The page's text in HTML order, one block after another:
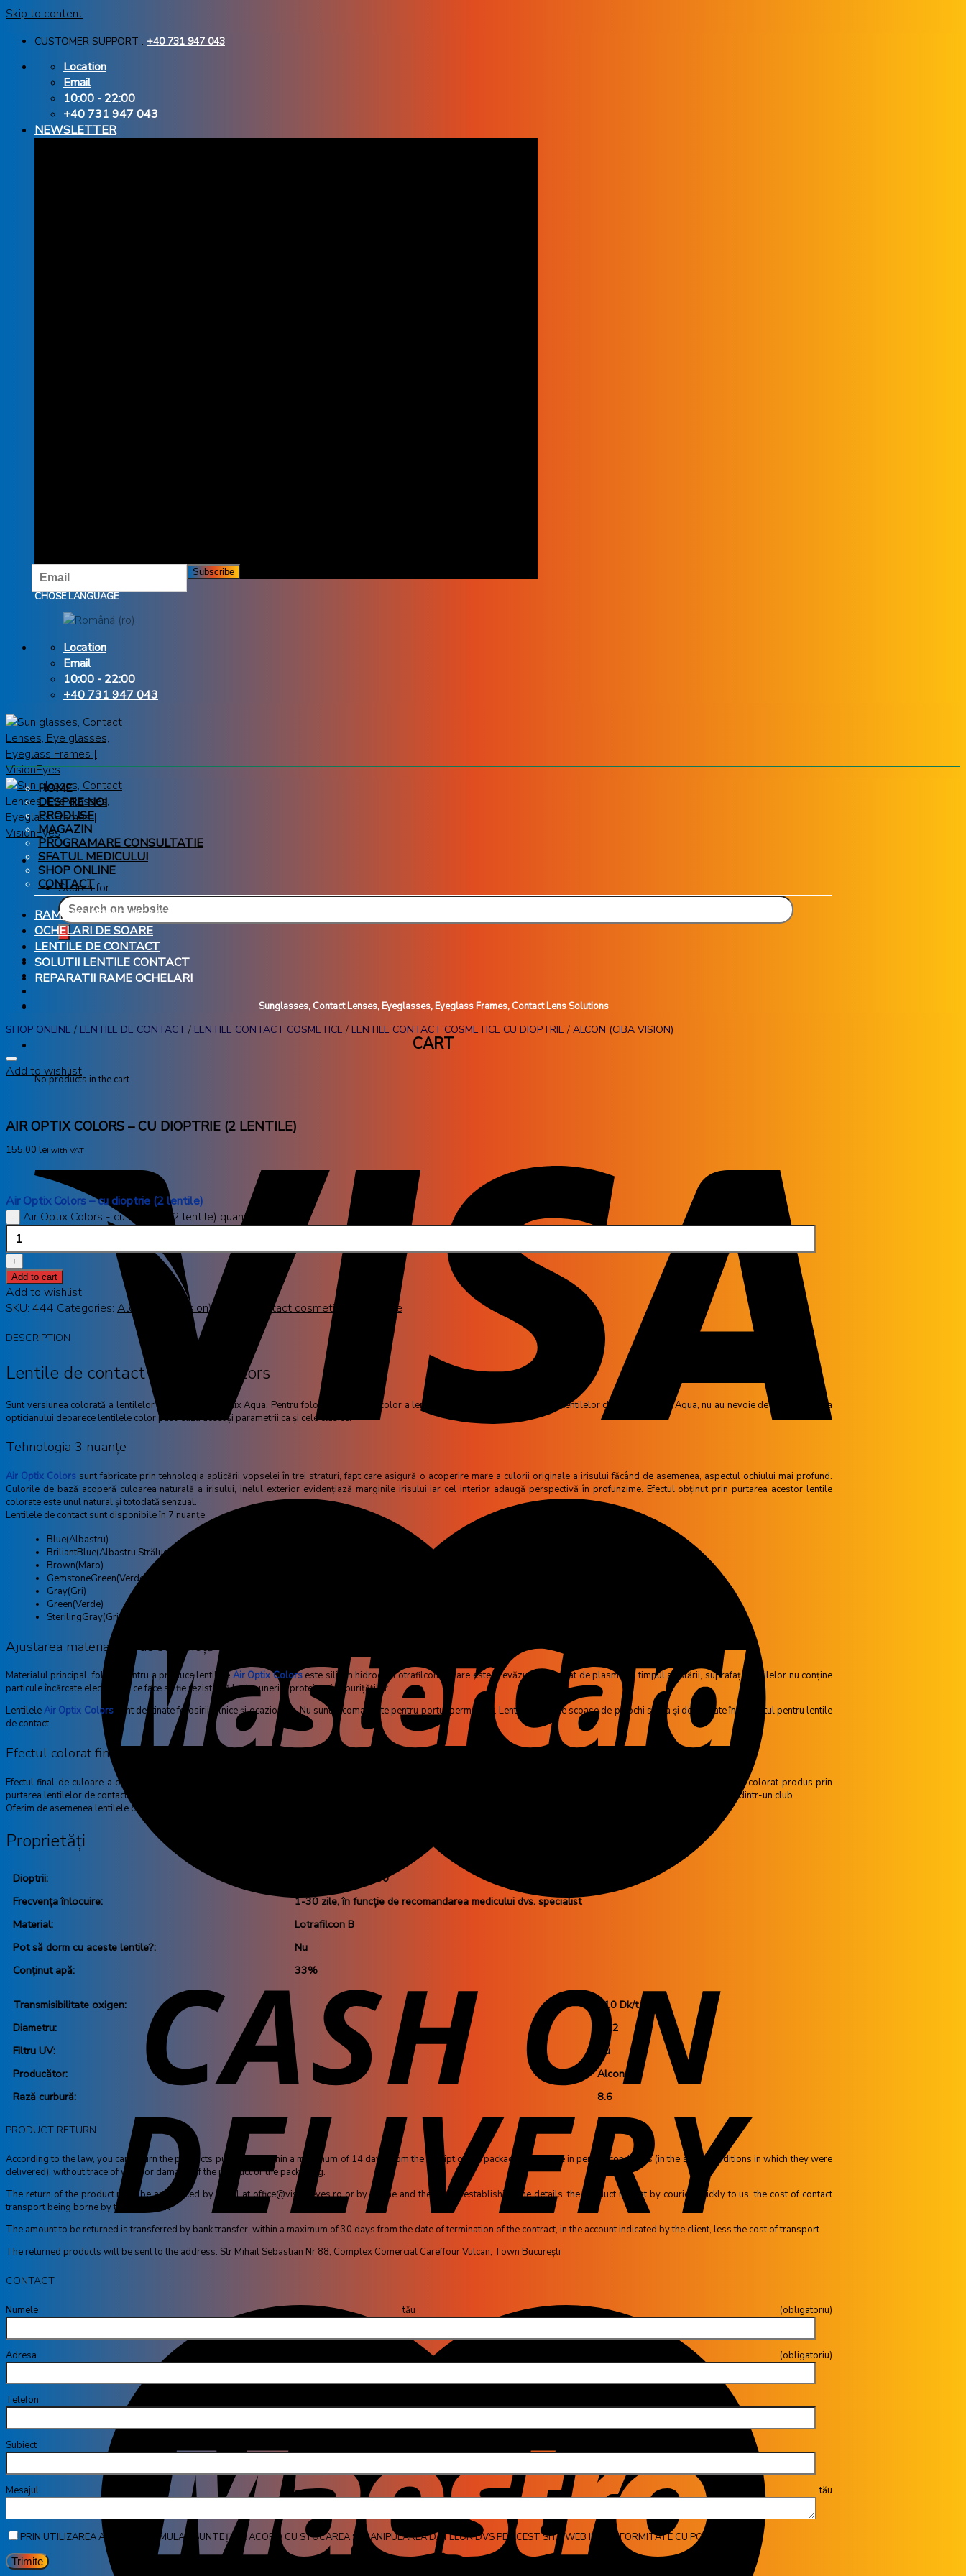
Skip to content
CUSTOMER SUPPORT : +40 731 947 043
Location
Email
10:00 - 22:00
+40 731 947 043
NEWSLETTER
CHOSE LANGUAGE
Location
Email
10:00 - 22:00
+40 731 947 043
Search for:
CART
No products in the cart.
HOME
DESPRE NOI
PRODUSE
MAGAZIN
PROGRAMARE CONSULTATIE
SFATUL MEDICULUI
SHOP ONLINE
CONTACT
RAME OCHELARI DE VEDERE
OCHELARI DE SOARE
LENTILE DE CONTACT
SOLUTII LENTILE CONTACT
REPARATII RAME OCHELARI
Sunglasses, Contact Lenses, Eyeglasses, Eyeglass Frames, Contact Lens Solutions
SHOP ONLINE / LENTILE DE CONTACT / LENTILE CONTACT COSMETICE / LENTILE CONTACT COSMETICE CU DIOPTRIE / ALCON (CIBA VISION)
Add to wishlist
AIR OPTIX COLORS – CU DIOPTRIE (2 LENTILE)
155,00 lei with VAT
Air Optix Colors – cu dioptrie (2 lentile)
Air Optix Colors - cu dioptrie (2 lentile) quantity
Add to cart
Add to wishlist
SKU: 444 Categories: Alcon (Ciba Vision) Lentile contact cosmetice cu dioptrie
DESCRIPTION
Lentile de contact Air Optix Colors
Sunt versiunea colorată a lentilelor de contact Air Optix Aqua. Pentru folosirea versiunii color a lentilelor Air Optix Aqua, purtătorii lentilelor clasice Air Optix Aqua, nu au nevoie de recomandarea
opticianului deoarece lentilele color păstrează aceeași parametrii ca și cele clasice.
Tehnologia 3 nuanțe
Air Optix Colors sunt fabricate prin tehnologia aplicării vopselei în trei straturi, fapt care asigură o acoperire mare a culorii originale a irisului făcând de asemenea, aspectul ochiului mai profund.
Culorile de bază acoperă culoarea naturală a irisului, inelul exterior evidențiază marginile irisului iar cel interior adaugă perspectivă în profunzime. Efectul obținut prin purtarea acestor lentile
colorate este unul natural și totodată senzual.
Lentilele de contact sunt disponibile în 7 nuanțe
Blue(Albastru)
BriliantBlue(Al­bastru Strălucitor)
Brown(Maro)
GemstoneGreen(Verde Smarald)
Gray(Gri)
Green(Verde)
SterilingGray(Gri Argintiu)
Ajustarea materialului de suprafață
Materialul principal, folosit pentru a produce lentileleAir Optix Colorseste silicon hidrogel Lotrafilcon B, care este prevăzut cu un strat de plasmă. În timpul ajustării, suprafața lentilelor nu conține
particule încărcate electric cea ce face să fie rezistentă la depunerile proteice și impurițăților.
LentileleAir Optix Colorssunt destinate folosirii zilnice și ocazionale. Nu sunt recomandate pentru portul permanent. Lentilele trebuie scoase de pe ochi seara și depozitate în suportul pentru lentile
de contact.
Efectul colorat final
Efectul final de culoare a ochiului este influențat de mai mulți factori. Este cunoscut faptul că urmele naturale inchise la culoare ale irisului sunt mai greu de acoperit. Efectul colorat produs prin
purtarea lentilelor de contact este de asemenea influențat de vestimentatie. Efectul lentilelor de contact colorate va fi diferit în lumina zilei fața de, de exemplu, lumina artificială dintr-un club.
Oferim de asemenea lentilele colorate Air Optix Colors în versiunea fără dioptrii.
Proprietăți
Dioptrii:
de la -8.00 la +6.00
Frecvența înlocuire:
1-30 zile, în funcție de recomandarea medicului dvs. specialist
Material:
Lotrafilcon B
Pot să dorm cu aceste lentile?:
Nu
Conținut apă:
33%
Transmisibilitate oxigen:
110 Dk/t
Diametru:
14.2
Filtru UV:
Nu
Producător:
Alcon
Rază curbură:
8.6
PRODUCT RETURN
According to the law, you can return the products purchased within a maximum of 14 days from the receipt of the package, if they are in perfect conditions (in the same conditions in which they were
delivered), without trace of wear or damage of the product or the packaging.
The return of the product must be announced by email at office@visioneyes.ro or by phone and then, after establishing the details, the product is sent by courier quickly to us, the cost of contact
transport being borne by the customer.
The amount to be returned is transferred by bank transfer, within a maximum of 30 days from the date of termination of the contract, in the account indicated by the client, less the cost of transport.
The returned products will be sent to the address: Str Mihail Sebastian Nr 88, Complex Comercial Careffour Vulcan, Town București
CONTACT
Numele tău (obligatoriu)
Adresa ta de email (obligatoriu)
Telefon
Subiect
Mesajul tău
PRIN UTILIZAREA ACESTUI FORMULAR SUNTEȚI DE ACORD CU STOCAREA ȘI MANIPULAREA DATELOR DVS PE ACEST SITE WEB IN CONFORMITATE CU POLITICA GDPR.